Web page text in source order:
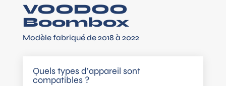
VOODOO
Boombox
Modèle fabriqué de 2018 à 2022
Quels types d’appareil sont
compatibles ?